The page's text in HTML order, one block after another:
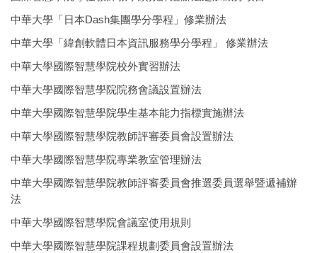
中華大學「日本Dash集團學分學程」修業辦法
中華大學「緯創軟體日本資訊服務學分學程」 修業辦法
中華大學國際智慧學院校外實習辦法
中華大學國際智慧學院院務會議設置辦法
中華大學國際智慧學院學生基本能力指標實施辦法
中華大學國際智慧學院教師評審委員會設置辦法
中華大學國際智慧學院專業教室管理辦法
中華大學國際智慧學院教師評審委員會推選委員選舉暨遞補辦
法
中華大學國際智慧學院會議室使用規則
中華大學國際智慧學院課程規劃委員會設置辦法